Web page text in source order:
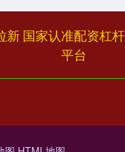
新 国家认准配资杠杆
平台